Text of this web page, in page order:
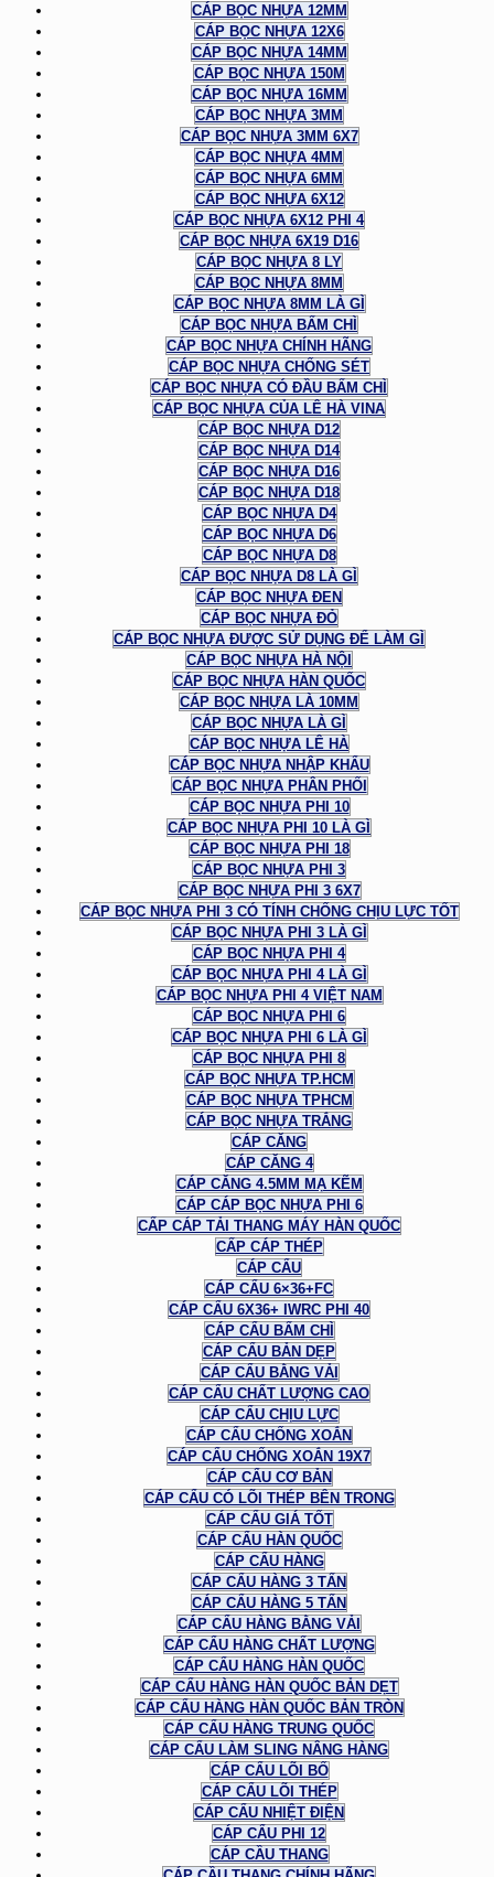
CÁP BỌC NHỰA 12MM
CÁP BỌC NHỰA 12X6
CÁP BỌC NHỰA 14MM
CÁP BỌC NHỰA 150M
CÁP BỌC NHỰA 16MM
CÁP BỌC NHỰA 3MM
CÁP BỌC NHỰA 3MM 6X7
CÁP BỌC NHỰA 4MM
CÁP BỌC NHỰA 6MM
CÁP BỌC NHỰA 6X12
CÁP BỌC NHỰA 6X12 PHI 4
CÁP BỌC NHỰA 6X19 D16
CÁP BỌC NHỰA 8 LY
CÁP BỌC NHỰA 8MM
CÁP BỌC NHỰA 8MM LÀ GÌ
CÁP BỌC NHỰA BẤM CHÌ
CÁP BỌC NHỰA CHÍNH HÃNG
CÁP BỌC NHỰA CHỐNG SÉT
CÁP BỌC NHỰA CÓ ĐẦU BẤM CHÌ
CÁP BỌC NHỰA CỦA LÊ HÀ VINA
CÁP BỌC NHỰA D12
CÁP BỌC NHỰA D14
CÁP BỌC NHỰA D16
CÁP BỌC NHỰA D18
CÁP BỌC NHỰA D4
CÁP BỌC NHỰA D6
CÁP BỌC NHỰA D8
CÁP BỌC NHỰA D8 LÀ GÌ
CÁP BỌC NHỰA ĐEN
CÁP BỌC NHỰA ĐỎ
CÁP BỌC NHỰA ĐƯỢC SỬ DỤNG ĐỂ LÀM GÌ
CÁP BỌC NHỰA HÀ NỘI
CÁP BỌC NHỰA HÀN QUỐC
CÁP BỌC NHỰA LÀ 10MM
CÁP BỌC NHỰA LÀ GÌ
CÁP BỌC NHỰA LÊ HÀ
CÁP BỌC NHỰA NHẬP KHẨU
CÁP BỌC NHỰA PHÂN PHỐI
CÁP BỌC NHỰA PHI 10
CÁP BỌC NHỰA PHI 10 LÀ GÌ
CÁP BỌC NHỰA PHI 18
CÁP BỌC NHỰA PHI 3
CÁP BỌC NHỰA PHI 3 6X7
CÁP BỌC NHỰA PHI 3 CÓ TÍNH CHỐNG CHỊU LỰC TỐT
CÁP BỌC NHỰA PHI 3 LÀ GÌ
CÁP BỌC NHỰA PHI 4
CÁP BỌC NHỰA PHI 4 LÀ GÌ
CÁP BỌC NHỰA PHI 4 VIỆT NAM
CÁP BỌC NHỰA PHI 6
CÁP BỌC NHỰA PHI 6 LÀ GÌ
CÁP BỌC NHỰA PHI 8
CÁP BỌC NHỰA TP.HCM
CÁP BỌC NHỰA TPHCM
CÁP BỌC NHỰA TRẮNG
CÁP CĂNG
CÁP CĂNG 4
CÁP CĂNG 4.5MM MẠ KẼM
CÁP CÁP BỌC NHỰA PHI 6
CẤP CÁP TẢI THANG MÁY HÀN QUỐC
CẤP CÁP THÉP
CÁP CẨU
CÁP CẨU 6×36+FC
CÁP CẨU 6X36+ IWRC PHI 40
CÁP CẨU BẤM CHÌ
CÁP CẨU BẢN DẸP
CÁP CẨU BẰNG VẢI
CÁP CẨU CHẤT LƯỢNG CAO
CÁP CẨU CHỊU LỰC
CÁP CẨU CHỐNG XOẮN
CÁP CẨU CHỐNG XOẮN 19X7
CÁP CẨU CƠ BẢN
CÁP CẨU CÓ LÕI THÉP BÊN TRONG
CÁP CẨU GIÁ TỐT
CÁP CẨU HÀN QUỐC
CÁP CẨU HÀNG
CÁP CẨU HÀNG 3 TẤN
CÁP CẨU HÀNG 5 TẤN
CÁP CẨU HÀNG BẰNG VẢI
CÁP CẨU HÀNG CHẤT LƯỢNG
CÁP CẨU HÀNG HÀN QUỐC
CÁP CẨU HÀNG HÀN QUỐC BẢN DẸT
CÁP CẨU HÀNG HÀN QUỐC BẢN TRÒN
CÁP CẨU HÀNG TRUNG QUỐC
CÁP CẨU LÀM SLING NÂNG HÀNG
CÁP CẨU LÕI BỐ
CÁP CẨU LÕI THÉP
CÁP CẨU NHIỆT ĐIỆN
CÁP CẨU PHI 12
CÁP CẦU THANG